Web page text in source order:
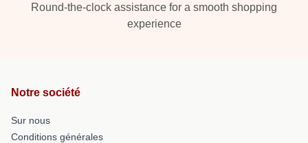
Round-the-clock assistance for a smooth shopping
experience
Notre société
Sur nous
Conditions générales